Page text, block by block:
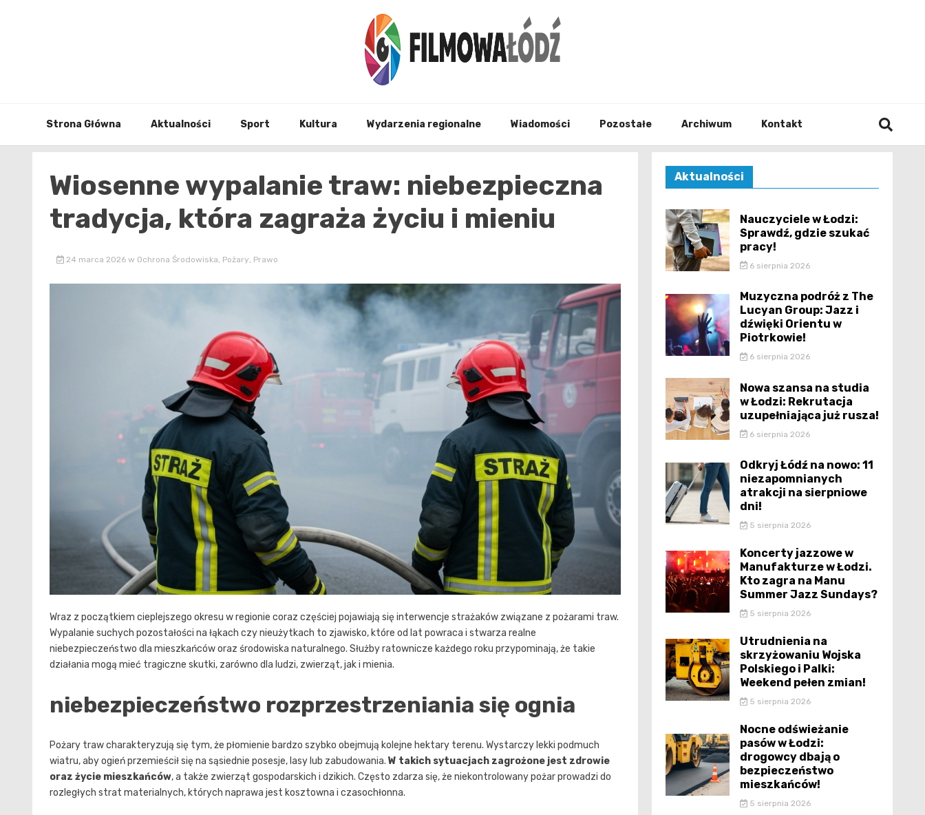
Strona Główna Aktualności Sport Kultura Wydarzenia regionalne Wiadomości Pozostałe Archiwum Kontakt
Wiosenne wypalanie traw: niebezpieczna
tradycja, która zagraża życiu i mieniu
24 marca 2026 w Ochrona Środowiska, Pożary, Prawo
Wraz z początkiem cieplejszego okresu w regionie coraz częściej pojawiają się interwencje strażaków związane z pożarami traw.
Wypalanie suchych pozostałości na łąkach czy nieużytkach to zjawisko, które od lat powraca i stwarza realne
niebezpieczeństwo dla mieszkańców oraz środowiska naturalnego. Służby ratownicze każdego roku przypominają, że takie
działania mogą mieć tragiczne skutki, zarówno dla ludzi, zwierząt, jak i mienia.
niebezpieczeństwo rozprzestrzeniania się ognia
Pożary traw charakteryzują się tym, że płomienie bardzo szybko obejmują kolejne hektary terenu. Wystarczy lekki podmuch
wiatru, aby ogień przemieścił się na sąsiednie posesje, lasy lub zabudowania. W takich sytuacjach zagrożone jest zdrowie
oraz życie mieszkańców, a także zwierząt gospodarskich i dzikich. Często zdarza się, że niekontrolowany pożar prowadzi do
rozległych strat materialnych, których naprawa jest kosztowna i czasochłonna.
Aktualności
Nauczyciele w Łodzi:
Sprawdź, gdzie szukać
pracy!
6 sierpnia 2026
Muzyczna podróż z The
Lucyan Group: Jazz i
dźwięki Orientu w
Piotrkowie!
6 sierpnia 2026
Nowa szansa na studia
w Łodzi: Rekrutacja
uzupełniająca już rusza!
6 sierpnia 2026
Odkryj Łódź na nowo: 11
niezapomnianych
atrakcji na sierpniowe
dni!
5 sierpnia 2026
Koncerty jazzowe w
Manufakturze w Łodzi.
Kto zagra na Manu
Summer Jazz Sundays?
5 sierpnia 2026
Utrudnienia na
skrzyżowaniu Wojska
Polskiego i Palki:
Weekend pełen zmian!
5 sierpnia 2026
Nocne odświeżanie
pasów w Łodzi:
drogowcy dbają o
bezpieczeństwo
mieszkańców!
5 sierpnia 2026